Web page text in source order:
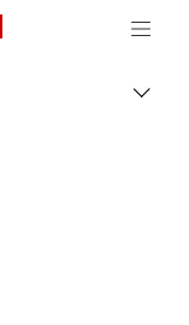
Canon Logo, back